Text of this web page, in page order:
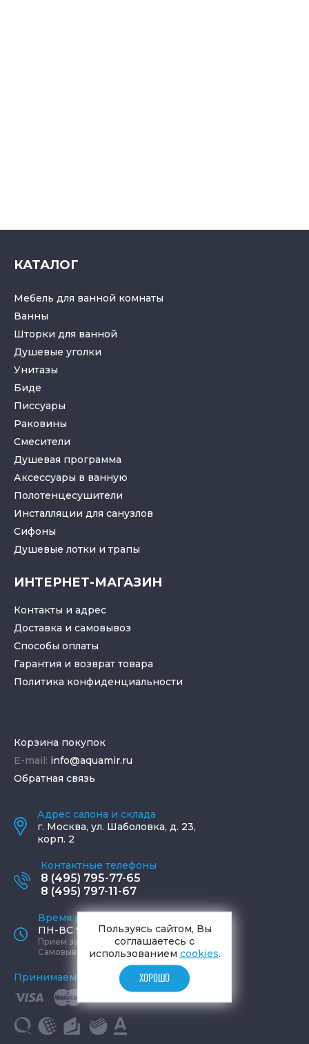
КАТАЛОГ
Мебель для ванной комнаты
Ванны
Шторки для ванной
Душевые уголки
Унитазы
Биде
Писсуары
Раковины
Смесители
Душевая программа
Аксессуары в ванную
Полотенцесушители
Инсталляции для санузлов
Cифоны
Душевые лотки и трапы
ИНТЕРНЕТ-МАГАЗИН
Контакты и адрес
Доставка и самовывоз
Способы оплаты
Гарантия и возврат товара
Политика конфиденциальности
Корзина покупок
E-mail: info@aquamir.ru
Обратная связь
Адрес салона и склада
г. Москва, ул. Шаболовка, д. 23,
корп. 2
Контактные телефоны
8 (495) 795-77-65
8 (495) 797-11-67
Время работы офиса
ПН-ВС 9:00 - 19:00
Прием заказов круглосуточно
Самовывоз ПН-СБ 9-19, ВС 12-17
Принимаем к оплате
Пользуясь сайтом, Вы
соглашаетесь с
использованием cookies.
ХОРОШО